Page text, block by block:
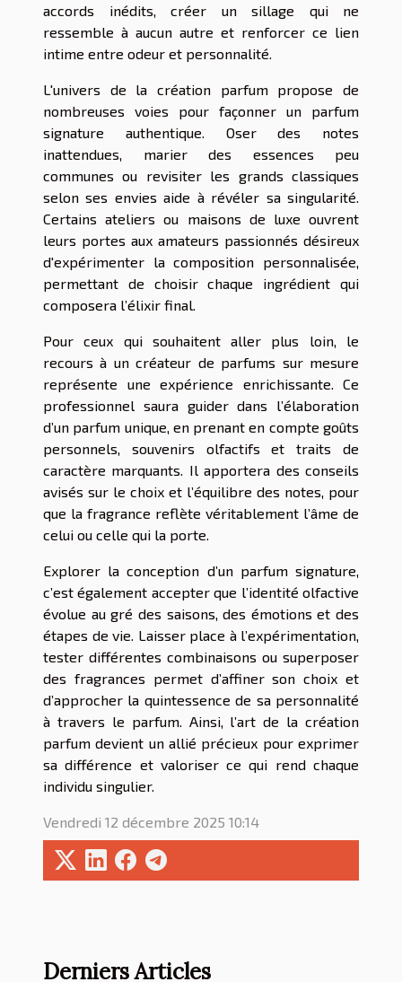
accords inédits, créer un sillage qui ne
ressemble à aucun autre et renforcer ce lien
intime entre odeur et personnalité.
L'univers de la création parfum propose de
nombreuses voies pour façonner un parfum
signature authentique. Oser des notes
inattendues, marier des essences peu
communes ou revisiter les grands classiques
selon ses envies aide à révéler sa singularité.
Certains ateliers ou maisons de luxe ouvrent
leurs portes aux amateurs passionnés désireux
d'expérimenter la composition personnalisée,
permettant de choisir chaque ingrédient qui
composera l’élixir final.
Pour ceux qui souhaitent aller plus loin, le
recours à un créateur de parfums sur mesure
représente une expérience enrichissante. Ce
professionnel saura guider dans l’élaboration
d’un parfum unique, en prenant en compte goûts
personnels, souvenirs olfactifs et traits de
caractère marquants. Il apportera des conseils
avisés sur le choix et l’équilibre des notes, pour
que la fragrance reflète véritablement l’âme de
celui ou celle qui la porte.
Explorer la conception d’un parfum signature,
c’est également accepter que l’identité olfactive
évolue au gré des saisons, des émotions et des
étapes de vie. Laisser place à l’expérimentation,
tester différentes combinaisons ou superposer
des fragrances permet d’affiner son choix et
d’approcher la quintessence de sa personnalité
à travers le parfum. Ainsi, l’art de la création
parfum devient un allié précieux pour exprimer
sa différence et valoriser ce qui rend chaque
individu singulier.
Vendredi 12 décembre 2025 10:14
Derniers Articles